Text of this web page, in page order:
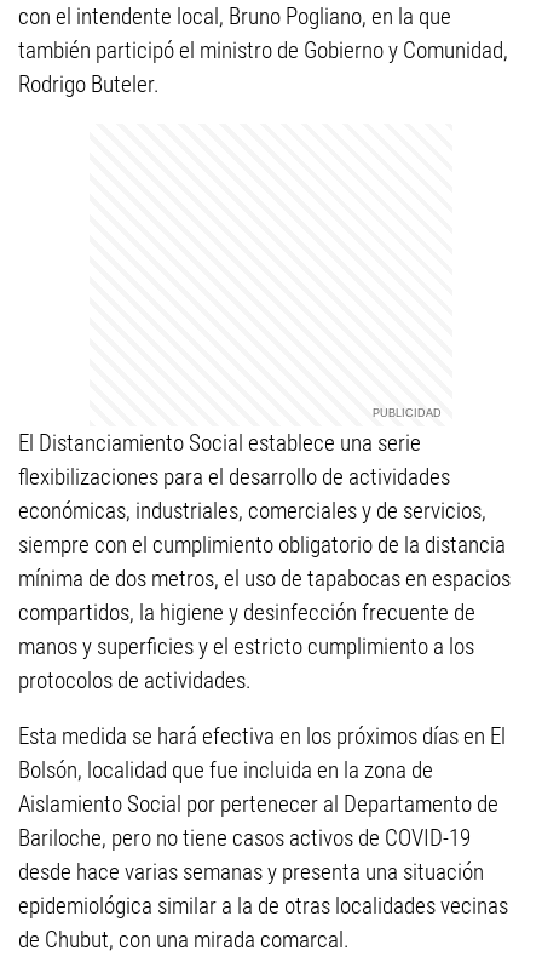
con el intendente local, Bruno Pogliano, en la que
también participó el ministro de Gobierno y Comunidad,
Rodrigo Buteler.
El Distanciamiento Social establece una serie
flexibilizaciones para el desarrollo de actividades
económicas, industriales, comerciales y de servicios,
siempre con el cumplimiento obligatorio de la distancia
mínima de dos metros, el uso de tapabocas en espacios
compartidos, la higiene y desinfección frecuente de
manos y superficies y el estricto cumplimiento a los
protocolos de actividades.
Esta medida se hará efectiva en los próximos días en El
Bolsón, localidad que fue incluida en la zona de
Aislamiento Social por pertenecer al Departamento de
Bariloche, pero no tiene casos activos de COVID-19
desde hace varias semanas y presenta una situación
epidemiológica similar a la de otras localidades vecinas
de Chubut, con una mirada comarcal.